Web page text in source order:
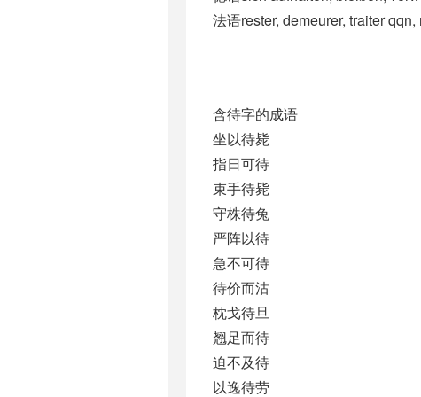
法语rester, demeurer, traiter
含待字的成语
坐以待毙
指日可待
束手待毙
守株待兔
严阵以待
急不可待
待价而沽
枕戈待旦
翘足而待
迫不及待
以逸待劳